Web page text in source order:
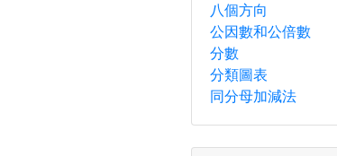
八個方向
公因數和公倍數
分數
分類圖表
同分母加減法